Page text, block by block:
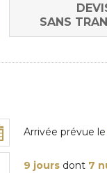
SANS
Arrivée prévue le
9 jours dont 7